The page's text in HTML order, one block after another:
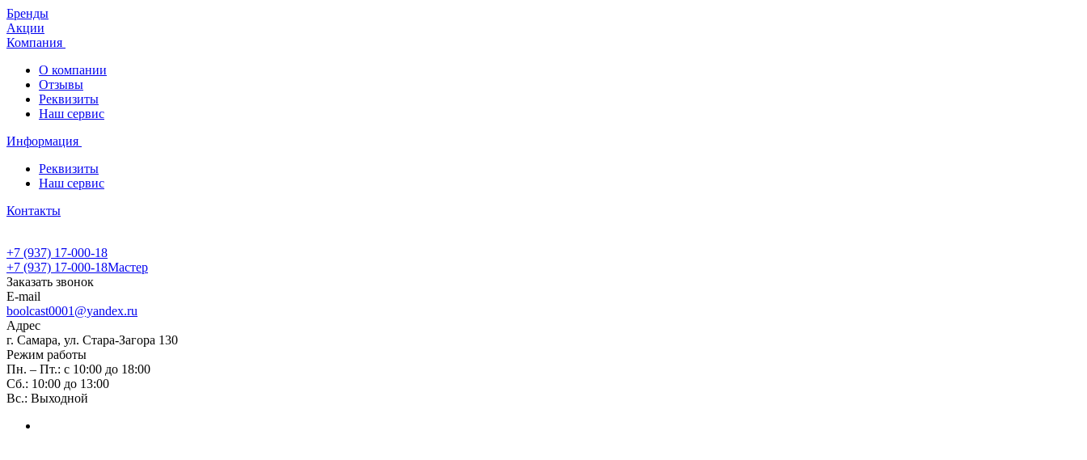
Бренды
Акции
Компания
О компании
Отзывы
Реквизиты
Наш сервис
Информация
Реквизиты
Наш сервис
Контакты
+7 (937) 17-000-18
+7 (937) 17-000-18Мастер
Заказать звонок
E-mail
boolcast0001@yandex.ru
Адрес
г. Самара, ул. Стара-Загора 130
Режим работы
Пн. – Пт.: с 10:00 до 18:00
Сб.: 10:00 до 13:00
Вс.: Выходной